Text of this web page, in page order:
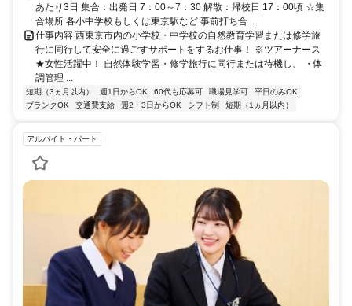
あたり3日 集合：出発日 7：00～7：30 解散：帰校日 17：00頃 ☆集
合場所 各小中学校もしくは東京駅など 事前打ち合...
仕事内容 西東京市内の小学校・中学校の自然教育学習または修学旅
行に同行して安全に過ごすサポートをするお仕事！ ※ツアーナース
★女性活躍中！ 自然体験学習・修学旅行に同行または待機し、 ・体
調管理 ...
短期（3ヵ月以内） 週1日からOK 60代も応募可 職場見学可
平日のみOK
ブランクOK
交通費支給 週2・3日からOK シフト制 短期（1ヵ月以内）
アルバイト・パート